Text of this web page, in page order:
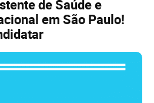
de Saúde e
em São Paulo!